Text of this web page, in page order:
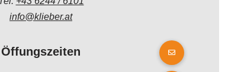
info@klieber.at
Öffungszeiten